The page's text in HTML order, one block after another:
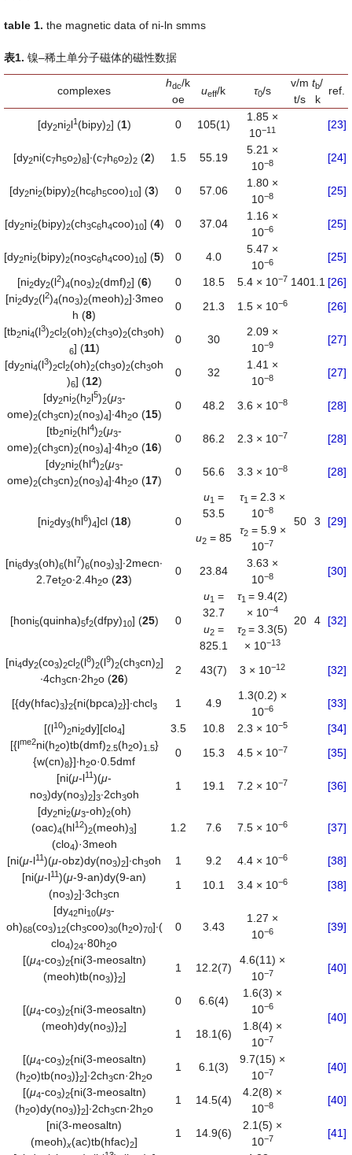
table 1. the magnetic data of ni-ln smms
表1. 镍–稀土单分子磁体的磁性数据
complexes
hdc/k
oe
ueff/k τ0/s
v/m
t/s
tb/
k
ref.
[dy2ni2l1(bipy)2] (1) 0 105(1)
1.85 ×
10−11 [23]
[dy2ni(c7h5o2)8]∙(c7h6o2)2 (2) 1.5 55.19
5.21 ×
10−8 [24]
[dy2ni2(bipy)2(hc6h5coo)10] (3) 0 57.06
1.80 ×
10−8 [25]
[dy2ni2(bipy)2(ch3c6h4coo)10] (4) 0 37.04
1.16 ×
10−6 [25]
[dy2ni2(bipy)2(no3c6h4coo)10] (5) 0 4.0
5.47 ×
10−6
[25]
[ni2dy2(l2)4(no3)2(dmf)2] (6) 0 18.5 5.4 × 10−7 1401.1 [26]
[ni2dy2(l2)4(no3)2(meoh)2]∙3meo
h (8)
0 21.3 1.5 × 10−6
[26]
[tb2ni4(l3)2cl2(oh)2(ch3o)2(ch3oh)
6] (11)
0 30
2.09 ×
10−9
[27]
[dy2ni4(l3)2cl2(oh)2(ch3o)2(ch3oh
)6] (12)
0 32
1.41 ×
10−8
[27]
[dy2ni2(h2l5)2(μ3-
ome)2(ch3cn)2(no3)4]∙4h2o (15)
0 48.2 3.6 × 10−8
[28]
[tb2ni2(hl4)2(μ3-
ome)2(ch3cn)2(no3)4]∙4h2o (16)
0 86.2 2.3 × 10−7
[28]
[dy2ni2(hl4)2(μ3-
ome)2(ch3cn)2(no3)4]∙4h2o (17)
0 56.6 3.3 × 10−8 [28]
[ni2dy3(hl6)4]cl (18) 0
u1 =
53.5
τ1 = 2.3 ×
10−8
50 3
[29]
u2= 85
τ2= 5.9 ×
10−7
[ni6dy3(oh)6(hl7)6(no3)3]∙2mecn∙
2.7et2o∙2.4h2o (23)
0 23.84
3.63 ×
10−8 [30]
[honi5(quinha)5f2(dfpy)10] (25) 0
u1 =
32.7
τ1 = 9.4(2)
× 10−4
20 4 [32]
u2=
825.1
τ2 = 3.3(5)
× 10−13
[ni4dy2(co3)2cl2(l8)2(l9)2(ch3cn)2]
∙4ch3cn∙2h2o (26)
2 43(7) 3 × 10−12 [32]
[{dy(hfac)3}2{ni(bpca)2}]∙chcl3 1 4.9
1.3(0.2) ×
10−6
[33]
[(l10)2ni2dy][clo4] 3.5 10.8 2.3 × 10−5
[34]
[{lme2ni(h2o)tb(dmf)2.5(h2o)1.5}
{w(cn)8}]∙h2o·0.5dmf
0 15.3 4.5 × 10−7
[35]
[ni(μ-l11)(μ-
no3)dy(no3)2]3∙2ch3oh
1 19.1 7.2 × 10−7
[36]
[dy2ni2(μ3-oh)2(oh)
(oac)4(hl12)2(meoh)3]
(clo4)·3meoh
1.2 7.6 7.5 × 10−6 [37]
[ni(μ-l11)(μ-obz)dy(no3)2]∙ch3oh 1 9.2 4.4 × 10−6
[38]
[ni(μ-l11)(μ-9-an)dy(9-an)
(no3)2]∙3ch3cn
1 10.1 3.4 × 10−6
[38]
[dy42ni10(μ3-
oh)68(co3)12(ch3coo)30(h2o)70]∙(
clo4)24·80h2o
0 3.43
1.27 ×
10−6 [39]
[(μ4-co3)2{ni(3-meosaltn)
(meoh)tb(no3)}2]
1 12.2(7)
4.6(11) ×
10−7 [40]
[(μ4-co3)2{ni(3-meosaltn)
(meoh)dy(no3)}2]
0 6.6(4)
1.6(3) ×
10−6
[40]
1
18.1(6)
1.8(4) ×
10−7
[(μ4-co3)2{ni(3-meosaltn)
(h2o)tb(no3)}2]∙2ch3cn·2h2o
1 6.1(3)
9.7(15) ×
10−7
[40]
[(μ4-co3)2{ni(3-meosaltn)
(h2o)dy(no3)}2]∙2ch3cn∙2h2o
1 14.5(4)
4.2(8) ×
10−8
[40]
[ni(3-meosaltn)
(meoh)x(ac)tb(hfac)2]
1 14.9(6)
2.1(5) ×
10−7
[41]